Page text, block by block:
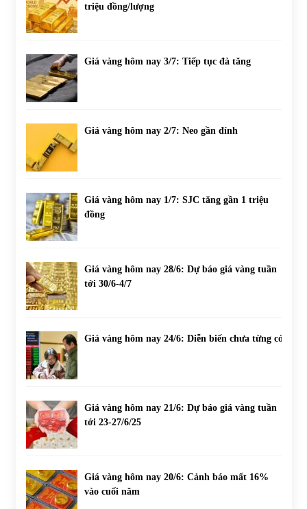
triệu đồng/lượng
Giá vàng hôm nay 3/7: Tiếp tục đà tăng
Giá vàng hôm nay 2/7: Neo gần đỉnh
Giá vàng hôm nay 1/7: SJC tăng gần 1 triệu
đồng
Giá vàng hôm nay 28/6: Dự báo giá vàng tuần
tới 30/6-4/7
Giá vàng hôm nay 24/6: Diễn biến chưa từng có
Giá vàng hôm nay 21/6: Dự báo giá vàng tuần
tới 23-27/6/25
Giá vàng hôm nay 20/6: Cảnh báo mất 16%
vào cuối năm